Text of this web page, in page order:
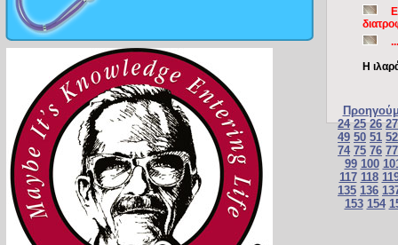
Η
24 25 26 27
49 50 51 52
74 75 76 77
99 100
117 118
135 136
153 154